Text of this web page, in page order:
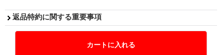
返品特約に関する重要事項